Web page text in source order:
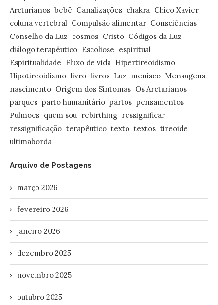
Arcturianos bebê Canalizações chakra Chico Xavier
coluna vertebral Compulsão alimentar Consciências
Conselho da Luz cosmos Cristo Códigos da Luz
diálogo terapêutico Escoliose espiritual
Espiritualidade Fluxo de vida Hipertireoidismo
Hipotireoidismo livro livros Luz menisco Mensagens
nascimento Origem dos Sintomas Os Arcturianos
parques parto humanitário partos pensamentos
Pulmões quem sou rebirthing ressignificar
ressignificação terapêutico texto textos tireoide
ultimaborda
Arquivo de Postagens
março 2026
fevereiro 2026
janeiro 2026
dezembro 2025
novembro 2025
outubro 2025